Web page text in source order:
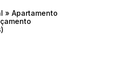
privativas
de alto padrão
vista aberta
» Apartamento